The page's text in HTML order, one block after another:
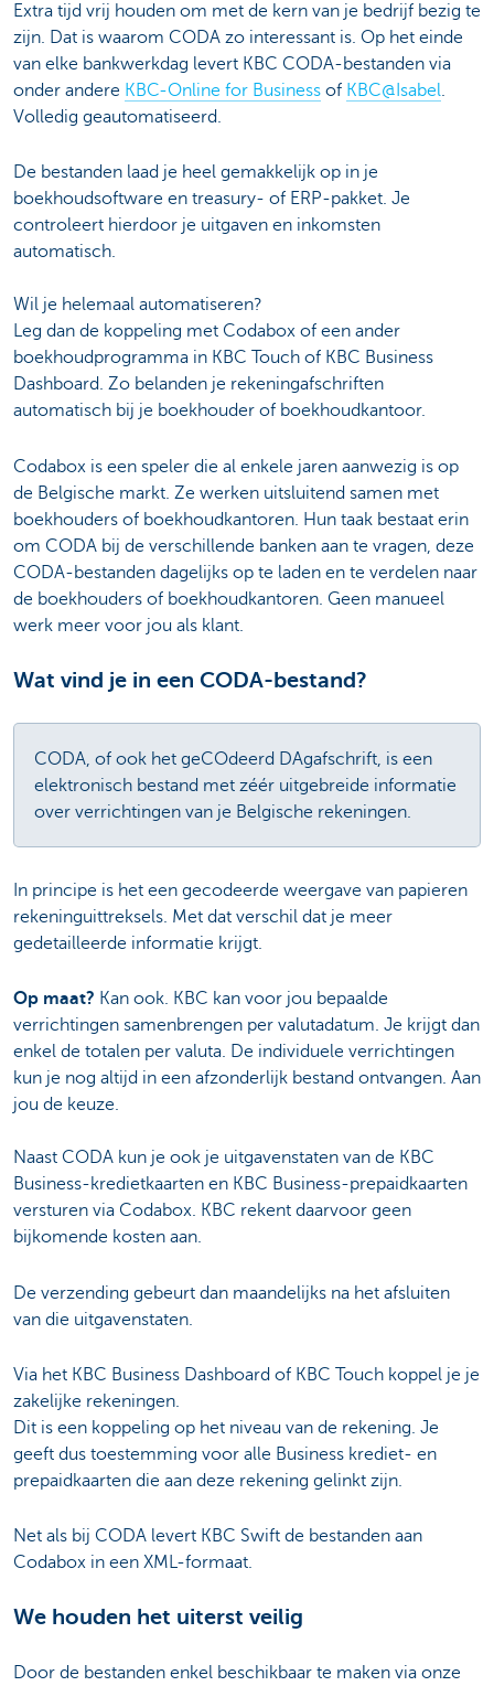
Extra tijd vrij houden om met de kern van je bedrijf bezig te
zijn. Dat is waarom CODA zo interessant is. Op het einde
van elke bankwerkdag levert KBC CODA-bestanden via
onder andere KBC-Online for Business of KBC@Isabel.
Volledig geautomatiseerd.
De bestanden laad je heel gemakkelijk op in je
boekhoudsoftware en treasury- of ERP-pakket. Je
controleert hierdoor je uitgaven en inkomsten
automatisch.
Wil je helemaal automatiseren?
Leg dan de koppeling met Codabox of een ander
boekhoudprogramma in KBC Touch of KBC Business
Dashboard. Zo belanden je rekeningafschriften
automatisch bij je boekhouder of boekhoudkantoor.
Codabox is een speler die al enkele jaren aanwezig is op
de Belgische markt. Ze werken uitsluitend samen met
boekhouders of boekhoudkantoren. Hun taak bestaat erin
om CODA bij de verschillende banken aan te vragen, deze
CODA-bestanden dagelijks op te laden en te verdelen naar
de boekhouders of boekhoudkantoren. Geen manueel
werk meer voor jou als klant.
Wat vind je in een CODA-bestand?
CODA, of ook het geCOdeerd DAgafschrift, is een
elektronisch bestand met zéér uitgebreide informatie
over verrichtingen van je Belgische rekeningen.
In principe is het een gecodeerde weergave van papieren
rekeninguittreksels. Met dat verschil dat je meer
gedetailleerde informatie krijgt.
Op maat? Kan ook. KBC kan voor jou bepaalde
verrichtingen samenbrengen per valutadatum. Je krijgt dan
enkel de totalen per valuta. De individuele verrichtingen
kun je nog altijd in een afzonderlijk bestand ontvangen. Aan
jou de keuze.
Naast CODA kun je ook je uitgavenstaten van de KBC
Business-kredietkaarten en KBC Business-prepaidkaarten
versturen via Codabox. KBC rekent daarvoor geen
bijkomende kosten aan.
De verzending gebeurt dan maandelijks na het afsluiten
van die uitgavenstaten.
Via het KBC Business Dashboard of KBC Touch koppel je je
zakelijke rekeningen.
Dit is een koppeling op het niveau van de rekening. Je
geeft dus toestemming voor alle Business krediet- en
prepaidkaarten die aan deze rekening gelinkt zijn.
Net als bij CODA levert KBC Swift de bestanden aan
Codabox in een XML-formaat.
We houden het uiterst veilig
Door de bestanden enkel beschikbaar te maken via onze